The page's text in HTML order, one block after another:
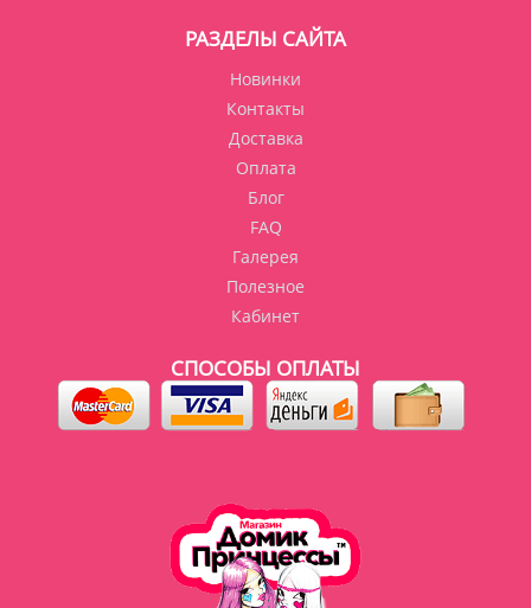
РАЗДЕЛЫ САЙТА
Новинки
Контакты
Доставка
Оплата
Блог
FAQ
Галерея
Полезное
Кабинет
СПОСОБЫ ОПЛАТЫ